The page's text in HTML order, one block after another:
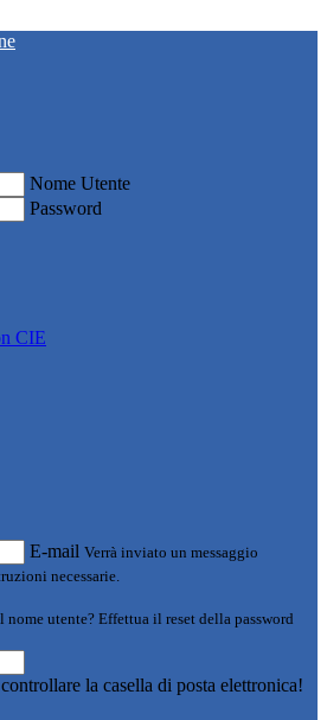
Nome Utente
Password
CIE
E-mail Verrà inviato un messaggio
necessarie.
nome utente? Effettua il reset della password
la casella di posta elettronica!